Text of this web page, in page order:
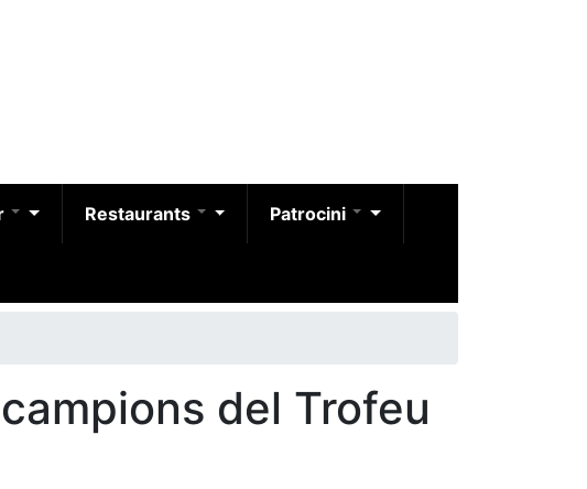
Restaurants Patrocini
del Trofeu